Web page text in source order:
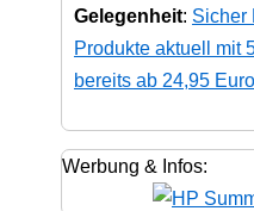
Gelegenheit: Sicher
Produkte aktuell mit
bereits ab 24,95 Euro
Werbung & Infos: